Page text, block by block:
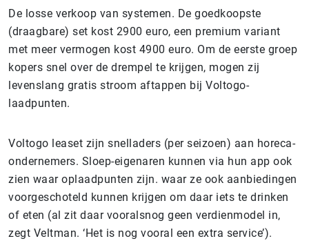
De losse verkoop van systemen. De goedkoopste
(draagbare) set kost 2900 euro, een premium variant
met meer vermogen kost 4900 euro. Om de eerste groep
kopers snel over de drempel te krijgen, mogen zij
levenslang gratis stroom aftappen bij Voltogo-
laadpunten.
Voltogo leaset zijn snelladers (per seizoen) aan horeca-
ondernemers. Sloep-eigenaren kunnen via hun app ook
zien waar oplaadpunten zijn. waar ze ook aanbiedingen
voorgeschoteld kunnen krijgen om daar iets te drinken
of eten (al zit daar vooralsnog geen verdienmodel in,
zegt Veltman. ‘Het is nog vooral een extra service’).